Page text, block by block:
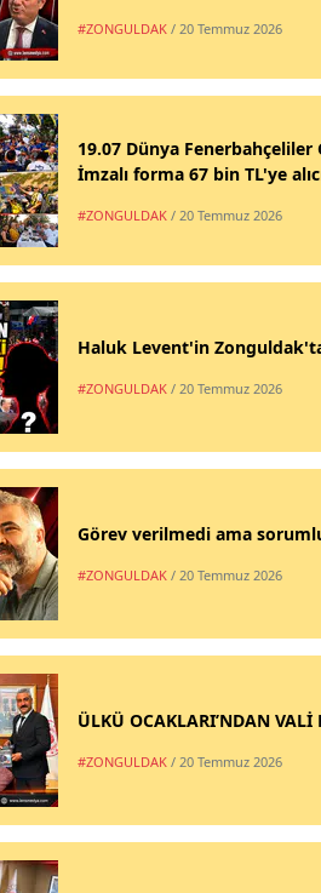
#ZONGULDAK / 20 Temmuz 2026
19.07 Dünya
İmzalı forma 67 bin TL'ye
#ZONGULDAK / 20 Temmuz 2026
Haluk Levent'in
#ZONGULDAK / 20 Temmuz 2026
Görev verilmedi ama
#ZONGULDAK / 20 Temmuz 2026
ÜLKÜ OCAKLARI’NDAN VALİ
#ZONGULDAK / 20 Temmuz 2026